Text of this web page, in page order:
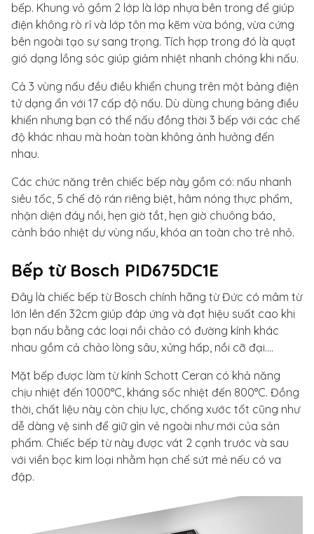
bếp. Khung vỏ gồm 2 lớp là lớp nhựa bên trong để giúp
điện không rò rỉ và lớp tôn mạ kẽm vừa bóng, vừa cứng
bên ngoài tạo sự sang trọng. Tích hợp trong đó là quạt
gió dạng lồng sóc giúp giảm nhiệt nhanh chóng khi nấu.
Cả 3 vùng nấu đều điều khiển chung trên một bảng điện
tử dạng ẩn với 17 cấp độ nấu. Dù dùng chung bảng điều
khiển nhưng bạn có thể nấu đồng thời 3 bếp với các chế
độ khác nhau mà hoàn toàn không ảnh hưởng đến
nhau.
Các chức năng trên chiếc bếp này gồm có: nấu nhanh
siêu tốc, 5 chế độ rán riêng biệt, hâm nóng thực phẩm,
nhận diện đáy nồi, hẹn giờ tắt, hẹn giờ chuông báo,
cảnh báo nhiệt dư vùng nấu, khóa an toàn cho trẻ nhỏ.
Bếp từ Bosch PID675DC1E
Đây là chiếc bếp từ Bosch chính hãng từ Đức có mâm từ
lớn lên đến 32cm giúp đáp ứng và đạt hiệu suất cao khi
bạn nấu bằng các loại nồi chảo có đường kính khác
nhau gồm cả chảo lòng sâu, xửng hấp, nồi cỡ đại….
Mặt bếp được làm từ kính Schott Ceran có khả năng
chịu nhiệt đến 1000°C, kháng sốc nhiệt đến 800°C. Đồng
thời, chất liệu này còn chịu lực, chống xước tốt cũng như
dễ dàng vệ sinh để giữ gìn vẻ ngoài như mới của sản
phẩm. Chiếc bếp từ này được vát 2 cạnh trước và sau
với viền bọc kim loại nhằm hạn chế sứt mẻ nếu có va
đập.